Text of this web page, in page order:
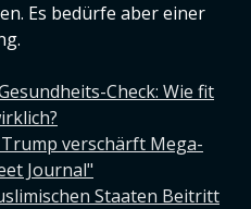
Es bedürfe aber einer
Check: Wie fit
verschärft Mega-
Journal"
Staaten Beitritt